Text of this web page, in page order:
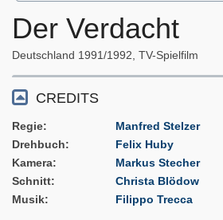
Der Verdacht
Deutschland 1991/1992 TV-Spielfilm
CREDITS
Regie
Manfred Stelzer
Drehbuch
Felix Huby
Kamera
Markus Stecher
Schnitt
Christa Blödow
Musik
Filippo Trecca